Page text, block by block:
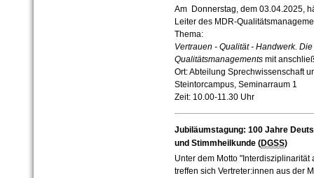
Am Donnerstag, dem 03.04.2025,
Leiter des MDR-
Thema:
Vertrauen - Qualität - Handwerk.
Qualitätsmanagementsmit
Ort: Abteilung Sprechwissenschaft
Steintorcampus, Seminarraum 1
Zeit: 10.00-11.30 Uhr
Jubiläumstagung: 100 Jahre
und Stimmheilkunde (DGSS)
Unter dem Motto
treffen sich Vertreter:innen aus der